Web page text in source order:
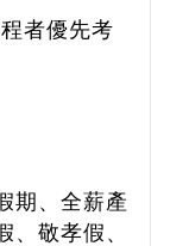
者優先考
期、全薪產
、敬孝假、